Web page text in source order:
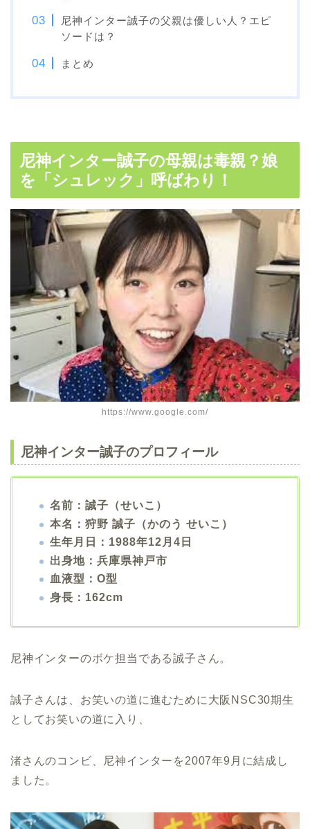
尼神インター誠子の父親は優しい人？エピ
ソードは？
まとめ
尼神インター誠子の母親は毒親？娘
を「シュレック」呼ばわり！
https://www.google.com/
尼神インター誠子のプロフィール
名前：誠子（せいこ）
本名：狩野 誠子（かのう せいこ）
生年月日：1988年12月4日
出身地：兵庫県神戸市
血液型：O型
身長：162cm
尼神インターのボケ担当である誠子さん。
誠子さんは、お笑いの道に進むために大阪NSC30期生
としてお笑いの道に入り、
渚さんのコンビ、尼神インターを2007年9月に結成し
ました。